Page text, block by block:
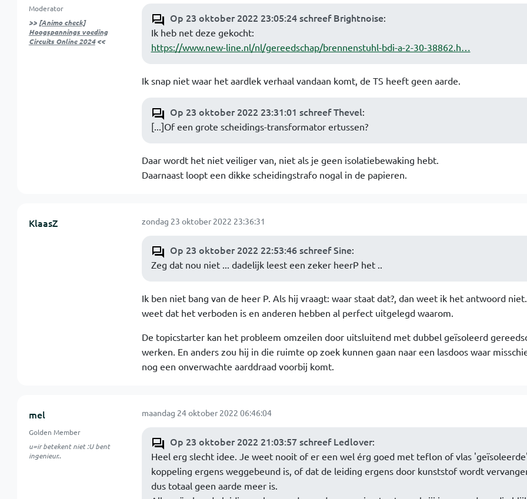
Moderator
>> [Animo check]
Hoogspannings voeding
Circuits Online 2024<<
Op 23 oktober 2022 23:05:24 schreef Brightnoise:
Ik heb net deze gekocht:
https://www.new-line.nl/nl/gereedschap/brennenstuhl-bdi-a-2-30-38862.h…
Ik snap niet waar het aardlek verhaal vandaan komt, de TS heeft geen aarde.
Op 23 oktober 2022 23:31:01 schreef Thevel:
[...]Of een grote scheidings-transformator ertussen?
Daar wordt het niet veiliger van, niet als je geen isolatiebewaking hebt.
Daarnaast loopt een dikke scheidingstrafo nogal in de papieren.
KlaasZ zondag 23 oktober 2022 23:36:31
Op 23 oktober 2022 22:53:46 schreef Sine:
Zeg dat nou niet ... dadelijk leest een zeker heerP het ..
Ik ben niet bang van de heer P. Als hij vraagt: waar staat dat?, dan weet ik het antwoord
weet dat het verboden is en anderen hebben al perfect uitgelegd waarom.
De topicstarter kan het probleem omzeilen door uitsluitend met dubbel geïsoleerd
werken. En anders zou hij in die ruimte op zoek kunnen gaan naar een lasdoos waar
nog een onverwachte aarddraad voorbij komt.
mel
Golden Member
u=ir betekent niet :U bent
ingenieur..
maandag 24 oktober 2022 06:46:04
Op 23 oktober 2022 21:03:57 schreef Ledlover:
Heel erg slecht idee. Je weet nooit of er een wel érg goed met teflon of vlas
koppeling ergens weggebeund is, of dat de leiding ergens door kunststof wordt
dus totaal geen aarde meer is.